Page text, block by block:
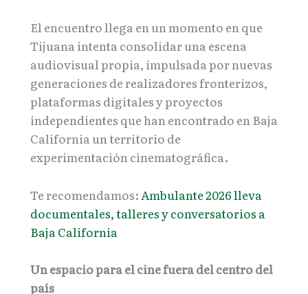
El encuentro llega en un momento en que
Tijuana intenta consolidar una escena
audiovisual propia, impulsada por nuevas
generaciones de realizadores fronterizos,
plataformas digitales y proyectos
independientes que han encontrado en Baja
California un territorio de
experimentación cinematográfica.
Te recomendamos: Ambulante 2026 lleva
documentales, talleres y conversatorios a
Baja California
Un espacio para el cine fuera del centro del
país